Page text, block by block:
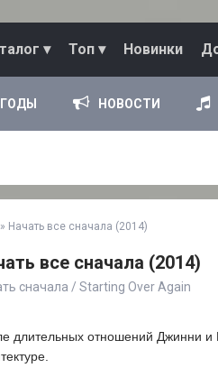
▾ Топ ▾ Новинки
ГОДЫ НОВОСТИ
» Начать все сначала (2014)
все сначала (2014)
сначала / Starting Over Again
длительных отношений Джинни и